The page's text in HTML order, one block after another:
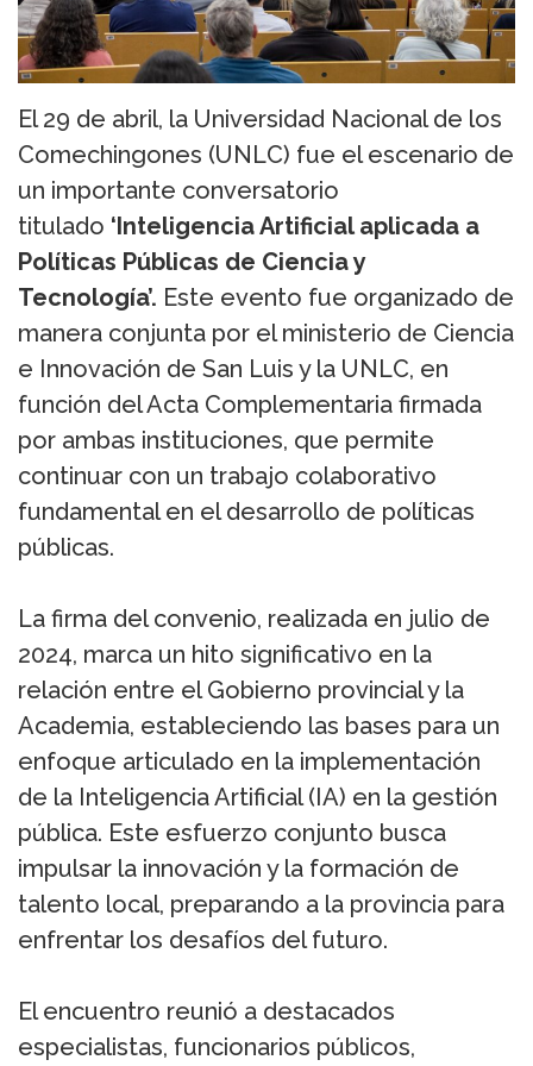
El 29 de abril, la Universidad Nacional de los
Comechingones (UNLC) fue el escenario de
un importante conversatorio
titulado ‘Inteligencia Artificial aplicada a
Políticas Públicas de Ciencia y
Tecnología’. Este evento fue organizado de
manera conjunta por el ministerio de Ciencia
e Innovación de San Luis y la UNLC, en
función del Acta Complementaria firmada
por ambas instituciones, que permite
continuar con un trabajo colaborativo
fundamental en el desarrollo de políticas
públicas.
La firma del convenio, realizada en julio de
2024, marca un hito significativo en la
relación entre el Gobierno provincial y la
Academia, estableciendo las bases para un
enfoque articulado en la implementación
de la Inteligencia Artificial (IA) en la gestión
pública. Este esfuerzo conjunto busca
impulsar la innovación y la formación de
talento local, preparando a la provincia para
enfrentar los desafíos del futuro.
El encuentro reunió a destacados
especialistas, funcionarios públicos,